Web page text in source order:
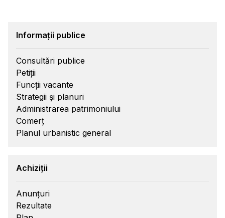
Informații publice
Consultări publice
Petiții
Funcții vacante
Strategii și planuri
Administrarea patrimoniului
Comerț
Planul urbanistic general
Achiziții
Anunțuri
Rezultate